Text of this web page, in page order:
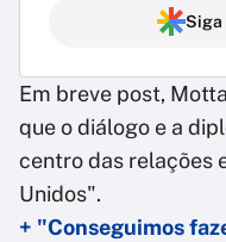
Siga
Em breve post,
que o diálogo e a
centro das relações
Unidos".
+ "Conseguimos